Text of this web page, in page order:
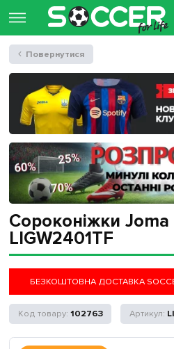
Сороконіжки Joma
LIGW2401TF
БЕЗКОШТОВНА ДОСТАВКА
102763
Повернутися